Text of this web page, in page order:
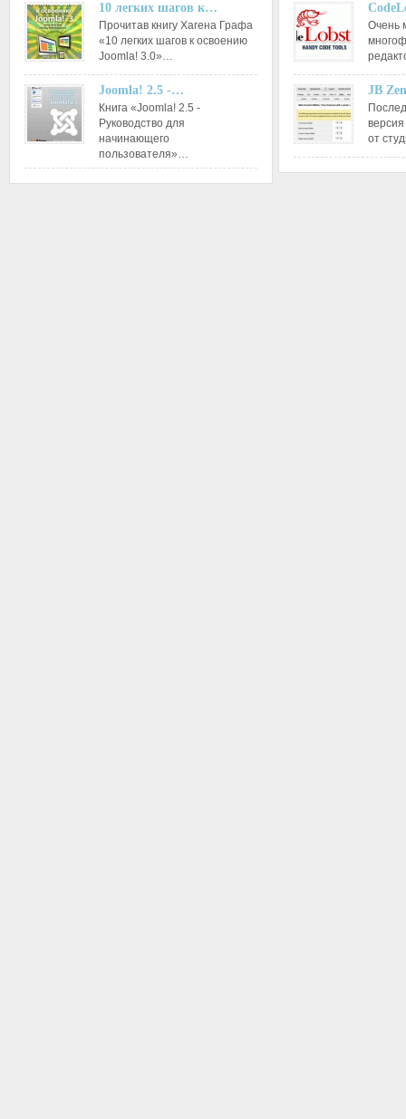
10 легких шагов к…
Прочитав книгу Хагена Графа
«10 легких шагов к освоению
Joomla! 3.0»…
Joomla! 2.5 -…
Книга «Joomla! 2.5 -
Руководство для
начинающего
пользователя»…
Очень
JB
от